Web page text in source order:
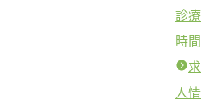
診療
時間
求
人情